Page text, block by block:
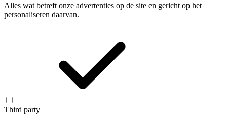
Alles wat betreft onze advertenties op de site en gericht op het
personaliseren daarvan.
Third party